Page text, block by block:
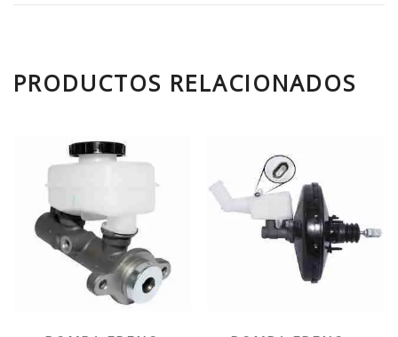
PRODUCTOS RELACIONADOS